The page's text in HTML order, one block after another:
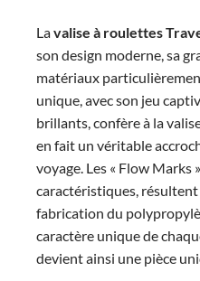
Lavalise à roulettes
son design moderne, sa
matériaux
unique, avec son jeu
brillants, confère à la
en fait un véritable
voyage. Les « Flow Marks
caractéristiques, résultent
fabrication du
caractère unique de
devient ainsi une pièce